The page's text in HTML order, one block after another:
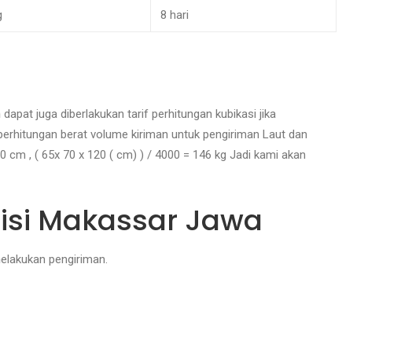
8 hari
juga diberlakukan tarif perhitungan kubikasi jika
berat volume kiriman untuk pengiriman Laut dan
, ( 65x 70 x 120 ( cm) ) / 4000 = 146 kg Jadi kami akan
Makassar Jawa
pengiriman.